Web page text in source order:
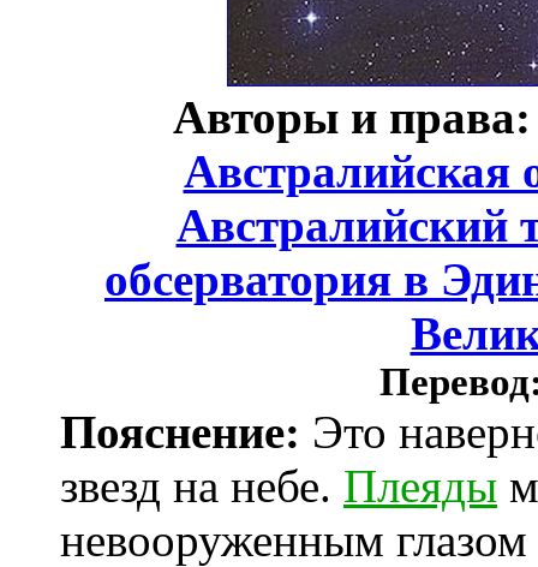
Авторы и
Австралийская
Австралийский
обсерватория в
Пояснение: Это
звезд на небе. Плеяды
невооруженным